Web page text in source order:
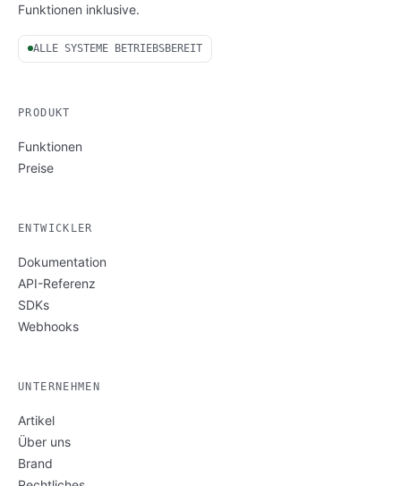
Funktionen inklusive.
ALLE SYSTEME BETRIEBSBEREIT
PRODUKT
Funktionen
Preise
ENTWICKLER
Dokumentation
API-Referenz
SDKs
Webhooks
UNTERNEHMEN
Artikel
Über uns
Brand